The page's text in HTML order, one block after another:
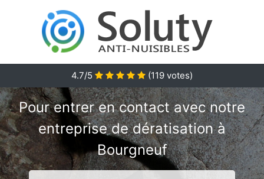
4.7/5 (119 votes)
Pour entrer en contact avec notre
entreprise de dératisation à
Bourgneuf